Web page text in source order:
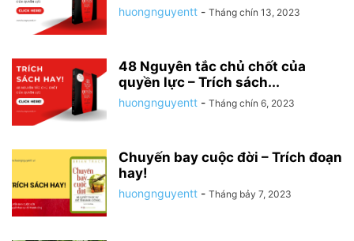
huongnguyentt - Tháng chín 13, 2023
48 Nguyên tắc chủ chốt của
quyền lực – Trích sách...
huongnguyentt - Tháng chín 6, 2023
Chuyến bay cuộc đời – Trích đoạn
hay!
huongnguyentt - Tháng bảy 7, 2023